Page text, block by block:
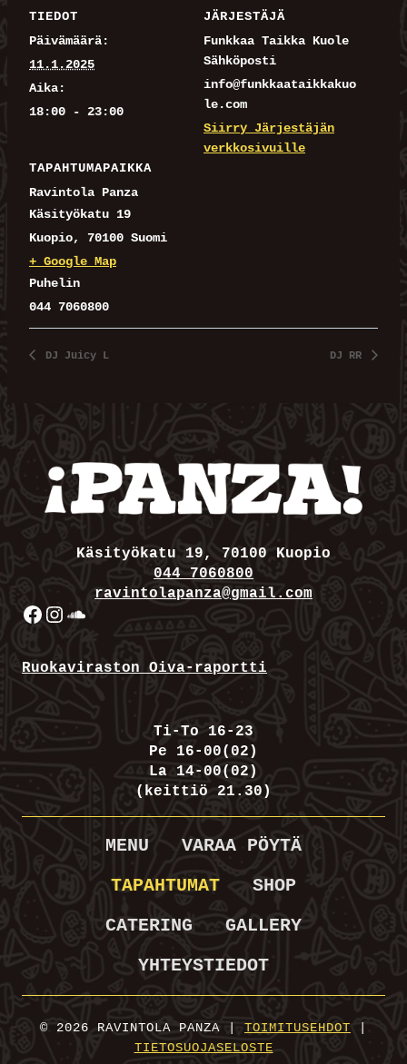
TIEDOT
Päivämäärä:
11.1.2025
Aika:
18:00 - 23:00
TAPAHTUMAPAIKKA
Ravintola Panza
Käsityökatu 19
Kuopio, 70100 Suomi
+ Google Map
Puhelin
044 7060800
JÄRJESTÄJÄ
Funkkaa Taikka Kuole
Sähköposti
info@funkkaataikkakuo
le.com
Siirry Järjestäjän
verkkosivuille
DJ Juicy L DJ RR
Käsityökatu 19, 70100 Kuopio
044 7060800
ravintolapanza@gmail.com
Facebook
Instagram
SoundCloud
Ruokaviraston Oiva-raportti
Ti-To 16-23
Pe 16-00(02)
La 14-00(02)
(keittiö 21.30)
MENU
VARAA PÖYTÄ
TAPAHTUMAT
SHOP
CATERING
GALLERY
YHTEYSTIEDOT
© 2026 RAVINTOLA PANZA | TOIMITUSEHDOT
TIETOSUOJASELOSTE